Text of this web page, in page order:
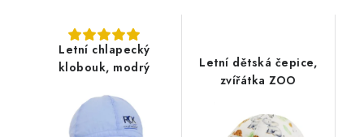
Letní chlapecký
klobouk, modrý
Letní dětská čepice,
zvířátka ZOO